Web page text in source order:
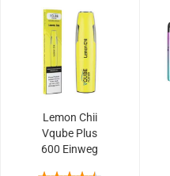
Lemon Chii
Vqube Plus
600 Einweg